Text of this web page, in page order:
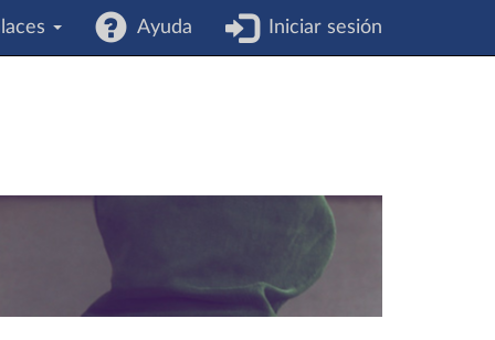
Ayuda Iniciar sesión